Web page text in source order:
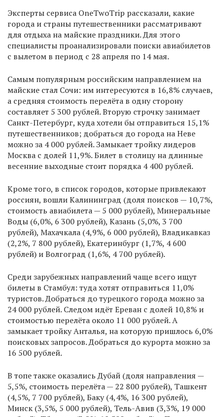
Эксперты сервиса OneTwoTrip рассказали, какие
города и страны путешественники рассматривают
для отдыха на майские праздники. Для этого
специалисты проанализировали поиски авиабилетов
с вылетом в период с 28 апреля по 14 мая.
Самым популярным российским направлением на
майские стал Сочи: им интересуются в 16,8% случаев,
а средняя стоимость перелёта в одну сторону
составляет 5 300 рублей. Вторую строчку занимает
Санкт-Петербург, куда хотели бы отправиться 15,1%
путешественников; добраться до города на Неве
можно за 4 000 рублей. Замыкает тройку лидеров
Москва с долей 11,9%. Билет в столицу на длинные
весенние выходные стоит порядка 4 400 рублей.
Кроме того, в список городов, которые привлекают
россиян, вошли Калининград (доля поисков — 10,7%,
стоимость авиабилета — 5 000 рублей), Минеральные
Воды (6,0%, 6 300 рублей), Казань (5,0%, 3 700
рублей), Махачкала (4,9%, 6 000 рублей), Владикавказ
(2,2%, 7 800 рублей), Екатеринбург (1,7%, 4 600
рублей) и Волгоград (1,6%, 4 700 рублей).
Среди зарубежных направлений чаще всего ищут
билеты в Стамбул: туда хотят отправиться 11,0%
туристов. Добраться до турецкого города можно за
24 000 рублей. Следом идёт Ереван с долей 10,8% и
стоимостью перелёта около 11 000 рублей. А
замыкает тройку Анталья, на которую пришлось 6,0%
поисковых запросов. Добраться до курорта можно за
16 500 рублей.
В топе также оказались Дубай (доля направления —
5,5%, стоимость перелёта — 22 800 рублей), Ташкент
(4,5%, 7 700 рублей), Баку (4,4%, 16 300 рублей),
Минск (3,5%, 5 000 рублей), Тель-Авив (3,3%, 19 000